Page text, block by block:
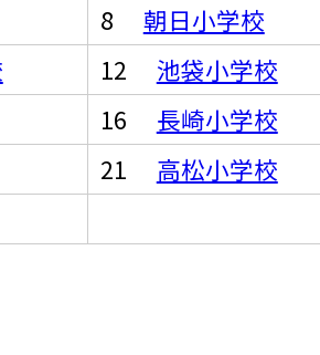
8 朝日小学校
12 池袋小学校
16 長崎小学校
21 高松小学校